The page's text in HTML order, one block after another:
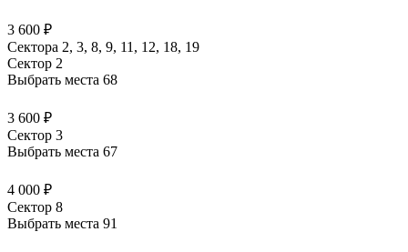
3 600 ₽
Сектора 2, 3, 8, 9, 11, 12, 18, 19
Сектор 2
Выбрать места 68
3 600 ₽
Сектор 3
Выбрать места 67
4 000 ₽
Сектор 8
Выбрать места 91